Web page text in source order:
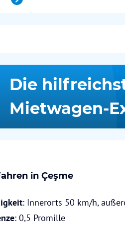
Die
Mietwagen-
in Çeşme
: Innerorts 50 km/h,
: 0,5 Promille